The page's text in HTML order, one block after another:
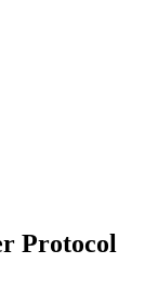
Protocol